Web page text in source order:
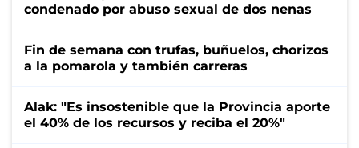
condenado por abuso sexual de dos nenas
Fin de semana con trufas, buñuelos, chorizos
a la pomarola y también carreras
Alak: "Es insostenible que la Provincia aporte
el 40% de los recursos y reciba el 20%"